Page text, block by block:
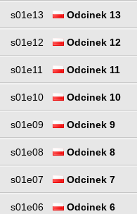
s01e13 Odcinek 13
s01e12 Odcinek 12
s01e11 Odcinek 11
s01e10 Odcinek 10
s01e09 Odcinek 9
s01e08 Odcinek 8
s01e07 Odcinek 7
s01e06 Odcinek 6